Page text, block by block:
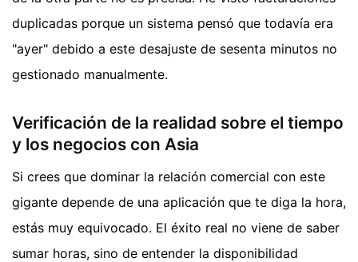
duplicadas porque un sistema pensó que todavía era
"ayer" debido a este desajuste de sesenta minutos no
gestionado manualmente.
Verificación de la realidad sobre el tiempo
y los negocios con Asia
Si crees que dominar la relación comercial con este
gigante depende de una aplicación que te diga la hora,
estás muy equivocado. El éxito real no viene de saber
sumar horas, sino de entender la disponibilidad